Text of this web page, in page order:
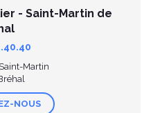
- Saint-Martin de
Martin
NOUS